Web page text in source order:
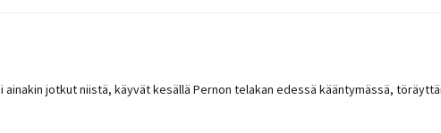
ainakin jotkut niistä, käyvät kesällä Pernon telakan edessä kääntymässä,